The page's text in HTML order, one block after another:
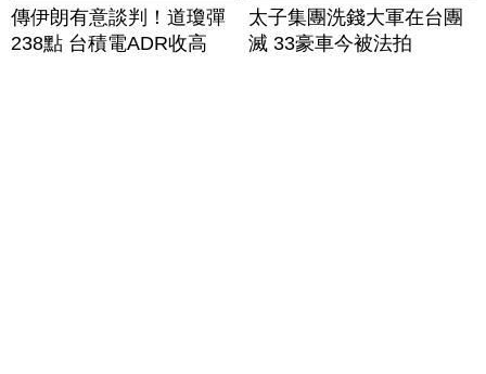
傳伊朗有意談判！道瓊彈
238點 台積電ADR收高
太子集團洗錢大軍在台團
滅 33豪車今被法拍